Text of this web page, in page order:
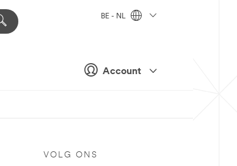
Account
BE - NL
VOLG ONS